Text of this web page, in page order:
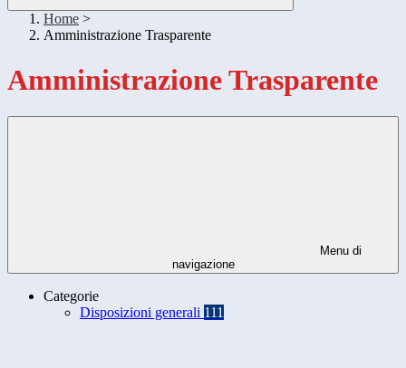
Home >
Amministrazione Trasparente
Amministrazione Trasparente
Menu di
navigazione
Categorie
Disposizioni generali 111